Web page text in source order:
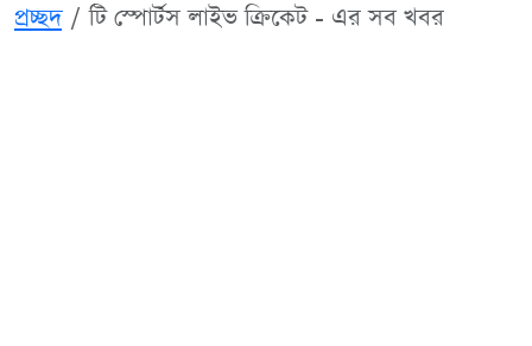
প্রচ্ছদ টি স্পোর্টস লাইভ ক্রিকেট - এর সব খবর